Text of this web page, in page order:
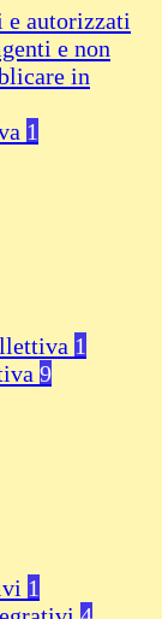
autorizzati
e non
in
1
1
9
1